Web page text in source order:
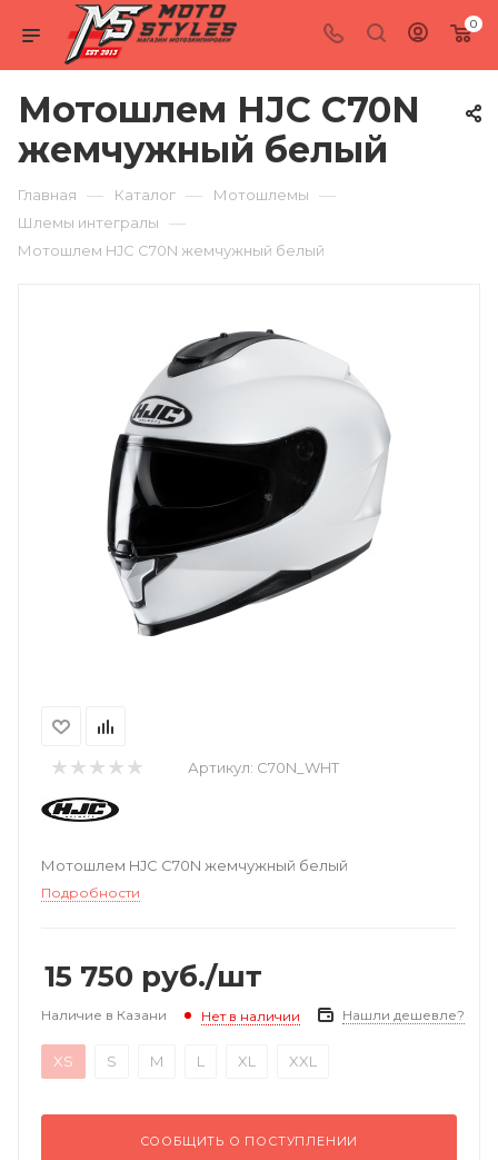
0
Мотошлем HJC C70N
жемчужный белый
Главная — Каталог — Мотошлемы —
Шлемы интегралы —
Мотошлем HJC C70N жемчужный белый
Артикул: C70N_WHT
Мотошлем HJC C70N жемчужный белый
Подробности
15 750 руб./шт
Наличие в Казани Нет в наличии Нашли дешевле?
XS S M L XL XXL
СООБЩИТЬ О ПОСТУПЛЕНИИ